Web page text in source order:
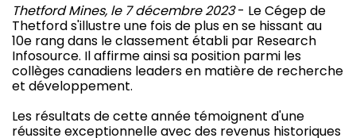
Thetford Mines, le 7 décembre 2023- Le Cégep de
Thetford s'illustre une fois de plus en se hissant au
10e rang dans le classement établi par Research
Infosource. Il affirme ainsi sa position parmi les
collèges canadiens leaders en matière de recherche
et développement.
Les résultats de cette année témoignent d'une
réussite exceptionnelle avec des revenus historiques